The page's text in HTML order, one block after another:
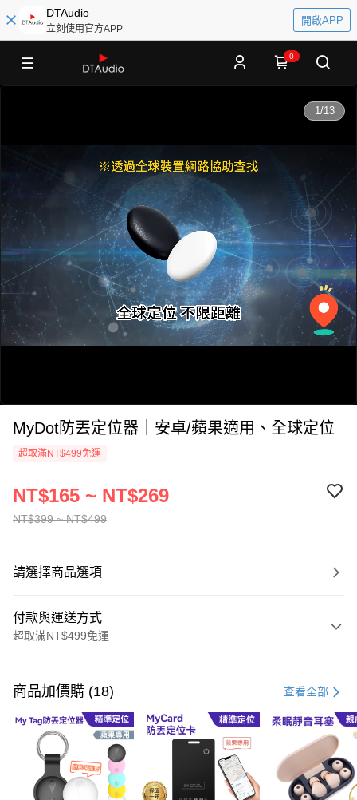
DTAudio
立刻使用官方APP
開啟APP
0
0:00
1/13
MyDot防丟定位器｜安卓/蘋果適用、全球定位
超取滿NT$499免運
NT$399 ~ NT$499
NT$165 ~ NT$269
請選擇商品選項
付款與運送方式
超取滿NT$499免運
信用卡一次付款
超商取貨付款
LINE Pay
Apple Pay
商品加價購 (18) 查看全部